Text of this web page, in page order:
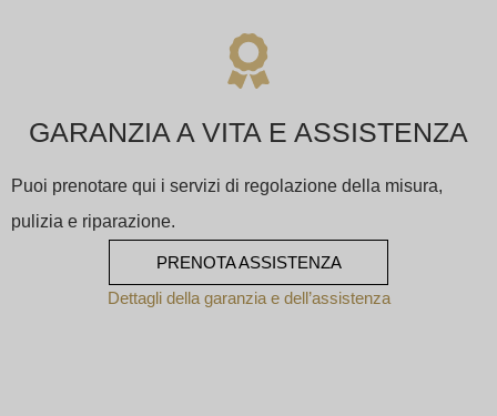
GARANZIA A VITA E ASSISTENZA
Puoi prenotare qui i servizi di regolazione della misura,
pulizia e riparazione.
PRENOTA ASSISTENZA
Dettagli della garanzia e dell’assistenza